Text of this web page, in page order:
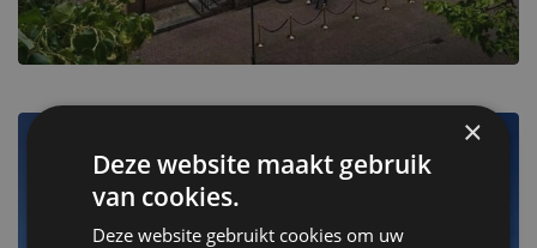
Sluis
Escape to one of 6 beautiful stays
×
Deze website maakt gebruik
van cookies.
Deze website gebruikt cookies om uw